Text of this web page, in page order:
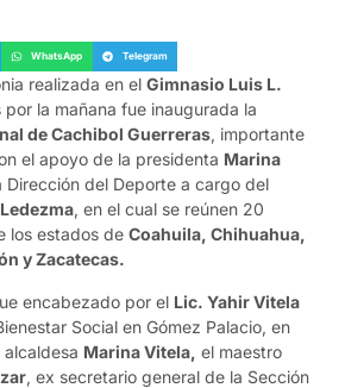
WhatsApp Telegram
realizada en el Gimnasio Luis L.
por la mañana fue inaugurada la
de Cachibol Guerreras, importante
el apoyo de la presidenta Marina
Dirección del Deporte a cargo del
, en el cual se reúnen 20
los estados de Coahuila, Chihuahua,
y Zacatecas.
encabezado por el Lic. Yahir Vitela
Social en Gómez Palacio, en
Marina Vitela, el maestro
, ex secretario general de la Sección